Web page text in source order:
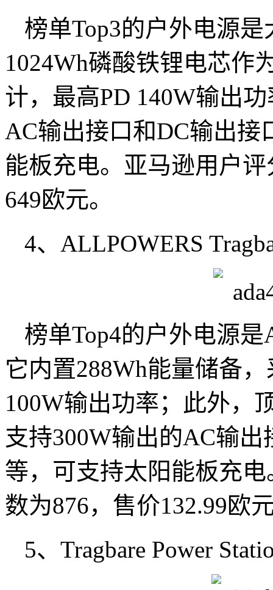
榜单Top3的户外电源
1024Wh磷酸铁锂电芯作
计，最高PD 140W输出
AC输出接口和DC输出
能板充电。亚马逊用户
649欧元。
4、ALLPOWERS
榜单Top4的户外电源是
它内置288Wh能量储备
100W输出功率；此外，
支持300W输出的AC输
等，可支持太阳能板充
数为876，售价132.99欧
5、Tragbare Power